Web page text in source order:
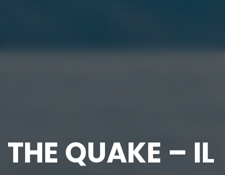
THE QUAKE – IL